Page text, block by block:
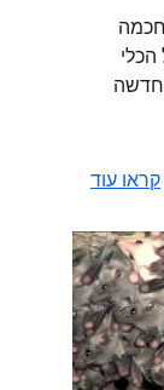
קראו עוד